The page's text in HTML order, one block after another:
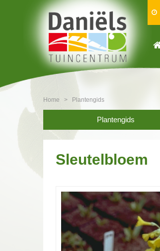
Home > Plantengids
Plantengids
Sleutelbloem